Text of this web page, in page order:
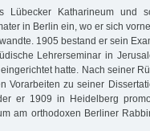
Lübecker Katharineum und
in Berlin ein, wo er sich
1905 bestand er sein
Lehrerseminar in
hatte. Nach seiner
Vorarbeiten zu seiner
er 1909 in Heidelberg
am orthodoxen Berliner